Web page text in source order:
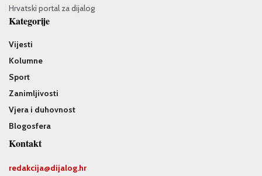
Hrvatski portal za dijalog
Kategorije
Vijesti
Kolumne
Sport
Zanimljivosti
Vjera i duhovnost
Blogosfera
Kontakt
redakcija@dijalog.hr